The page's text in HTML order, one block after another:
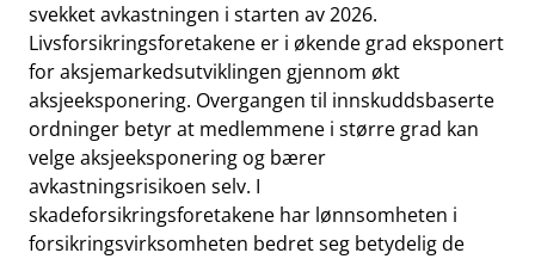
svekket avkastningen i starten av 2026.
Livsforsikringsforetakene er i økende grad eksponert
for aksjemarkedsutviklingen gjennom økt
aksjeeksponering. Overgangen til innskuddsbaserte
ordninger betyr at medlemmene i større grad kan
velge aksjeeksponering og bærer
avkastningsrisikoen selv. I
skadeforsikringsforetakene har lønnsomheten i
forsikringsvirksomheten bedret seg betydelig de